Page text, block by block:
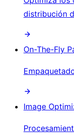
distribución
On-The-Fly
Image